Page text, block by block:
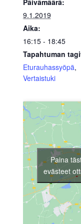
Päivämäärä:
9.1.2019
Aika:
16:15 - 18:45
Tapahtuman
Eturauhassyöpä,
Vertaistuki
Paina
evästeet